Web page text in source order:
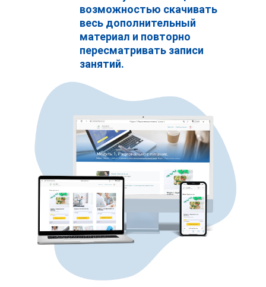
возможностью скачивать
весь дополнительный
материал и повторно
пересматривать записи
занятий.
Отзывы студентов АСИЗ
Вебинары АСИЗ
спикеры
- подробнее